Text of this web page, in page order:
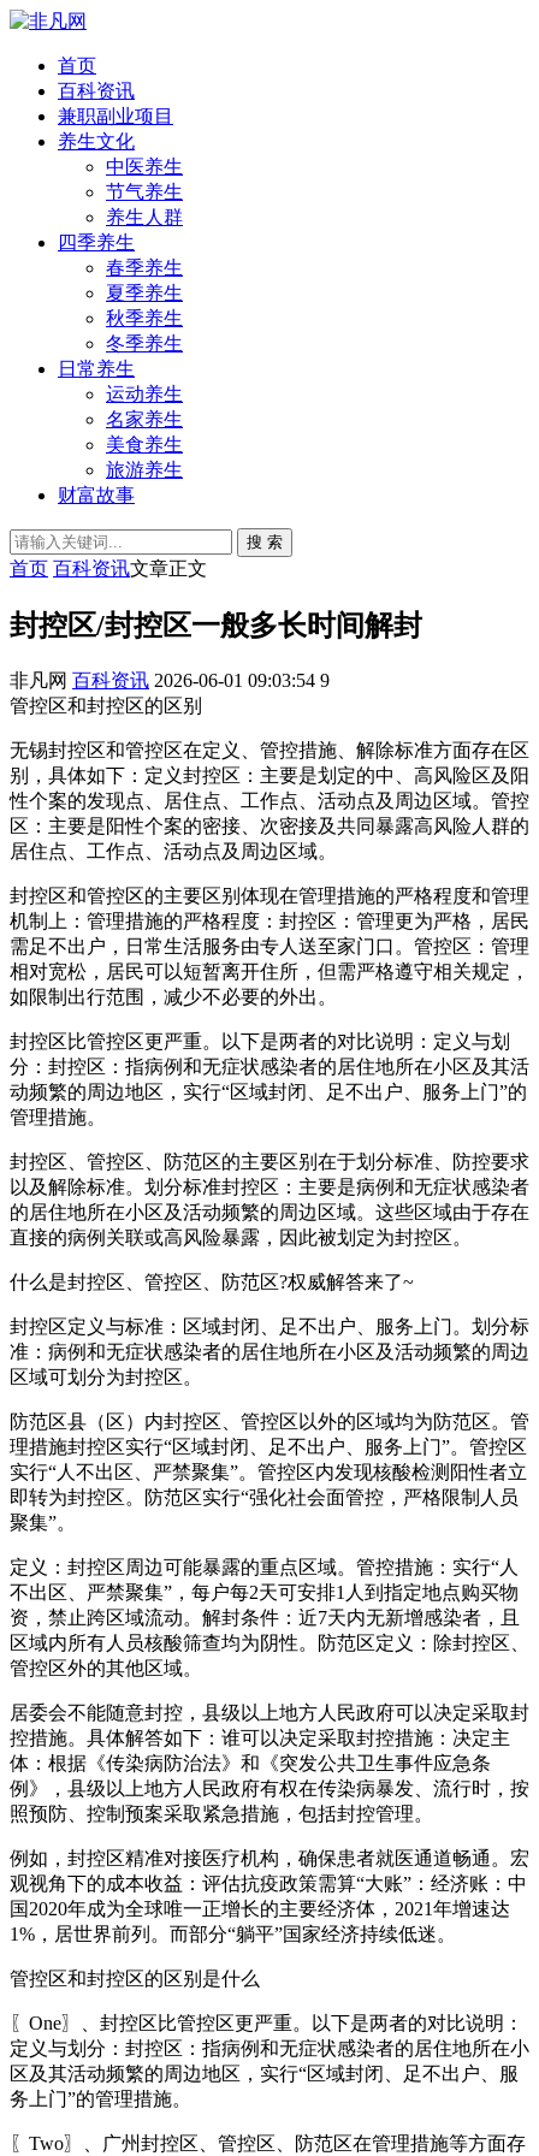
首页
百科资讯
兼职副业项目
养生文化
中医养生
节气养生
养生人群
四季养生
春季养生
夏季养生
秋季养生
冬季养生
日常养生
运动养生
名家养生
美食养生
旅游养生
财富故事
搜 索
首页 百科资讯文章正文
封控区/封控区一般多长时间解封
非凡网 百科资讯 2026-06-01 09:03:54 9
管控区和封控区的区别
无锡封控区和管控区在定义、管控措施、解除标准方面存在区
别，具体如下：定义封控区：主要是划定的中、高风险区及阳
性个案的发现点、居住点、工作点、活动点及周边区域。管控
区：主要是阳性个案的密接、次密接及共同暴露高风险人群的
居住点、工作点、活动点及周边区域。
封控区和管控区的主要区别体现在管理措施的严格程度和管理
机制上：管理措施的严格程度：封控区：管理更为严格，居民
需足不出户，日常生活服务由专人送至家门口。管控区：管理
相对宽松，居民可以短暂离开住所，但需严格遵守相关规定，
如限制出行范围，减少不必要的外出。
封控区比管控区更严重。以下是两者的对比说明：定义与划
分：封控区：指病例和无症状感染者的居住地所在小区及其活
动频繁的周边地区，实行“区域封闭、足不出户、服务上门”的
管理措施。
封控区、管控区、防范区的主要区别在于划分标准、防控要求
以及解除标准。划分标准封控区：主要是病例和无症状感染者
的居住地所在小区及活动频繁的周边区域。这些区域由于存在
直接的病例关联或高风险暴露，因此被划定为封控区。
什么是封控区、管控区、防范区?权威解答来了~
封控区定义与标准：区域封闭、足不出户、服务上门。划分标
准：病例和无症状感染者的居住地所在小区及活动频繁的周边
区域可划分为封控区。
防范区县（区）内封控区、管控区以外的区域均为防范区。管
理措施封控区实行“区域封闭、足不出户、服务上门”。管控区
实行“人不出区、严禁聚集”。管控区内发现核酸检测阳性者立
即转为封控区。防范区实行“强化社会面管控，严格限制人员
聚集”。
定义：封控区周边可能暴露的重点区域。管控措施：实行“人
不出区、严禁聚集”，每户每2天可安排1人到指定地点购买物
资，禁止跨区域流动。解封条件：近7天内无新增感染者，且
区域内所有人员核酸筛查均为阴性。防范区定义：除封控区、
管控区外的其他区域。
居委会不能随意封控，县级以上地方人民政府可以决定采取封
控措施。具体解答如下：谁可以决定采取封控措施：决定主
体：根据《传染病防治法》和《突发公共卫生事件应急条
例》，县级以上地方人民政府有权在传染病暴发、流行时，按
照预防、控制预案采取紧急措施，包括封控管理。
例如，封控区精准对接医疗机构，确保患者就医通道畅通。宏
观视角下的成本收益：评估抗疫政策需算“大账”：经济账：中
国2020年成为全球唯一正增长的主要经济体，2021年增速达
1%，居世界前列。而部分“躺平”国家经济持续低迷。
管控区和封控区的区别是什么
〖One〗、封控区比管控区更严重。以下是两者的对比说明：
定义与划分：封控区：指病例和无症状感染者的居住地所在小
区及其活动频繁的周边地区，实行“区域封闭、足不出户、服
务上门”的管理措施。
〖Two〗、广州封控区、管控区、防范区在管理措施等方面存